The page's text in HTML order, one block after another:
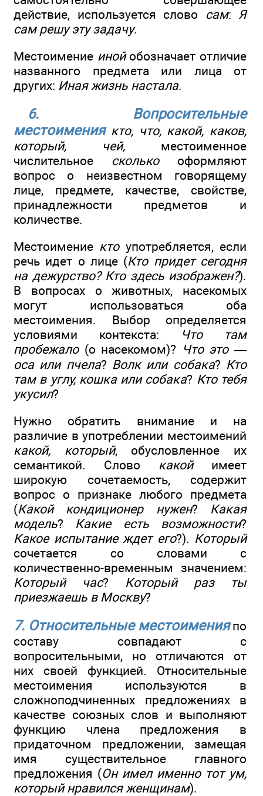
действие, используется слово сам: Я
сам решу эту задачу.
Местоимение инойобозначает отличие
названного предмета или лица от
других: Иная жизнь настала.
6. Вопросительные
местоимениякто, что, какой, каков,
который, чей, местоименное
числительное сколькооформляют
вопрос о неизвестном говорящему
лице, предмете, качестве, свойстве,
принадлежности предметов и
количестве.
Местоимение ктоупотребляется, если
речь идет о лице (Кто придет сегодня
на дежурство? Кто здесь изображен?).
В вопросах о животных, насекомых
могут использоваться оба
местоимения. Выбор определяется
условиями контекста:
Что там
пробежало (о насекомом)? Что это —
оса или пчела? Волк или собака? Кто
там в углу, кошка или собака? Кто тебя
укусил?
Нужно обратить внимание и на
различие в употреблении местоимений
какой, который, обусловленное их
семантикой. Слово какойимеет
широкую сочетаемость, содержит
вопрос о признаке любого предмета
(Какой кондиционер нужен? Какая
модель? Какие есть возможности?
Какое испытание ждет его?). Который
сочетается со словами с
количественно-временным значением:
Который час? Который раз ты
приезжаешь в Москву?
7. Относительные местоимения по
составу совпадают с
вопросительными, но отличаются от
них своей функцией. Относительные
местоимения используются в
сложноподчиненных предложениях в
качестве союзных слов и выполняют
функцию члена предложения в
придаточном предложении, замещая
имя существительное главного
предложения (Он имел именно тот ум,
который нравился женщинам).